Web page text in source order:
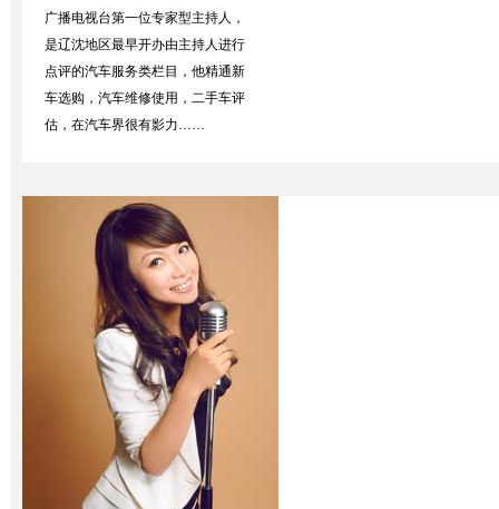
广播电视台第一位专家型主持人，
是辽沈地区最早开办由主持人进行
点评的汽车服务类栏目，他精通新
车选购，汽车维修使用，二手车评
估，在汽车界很有影力……